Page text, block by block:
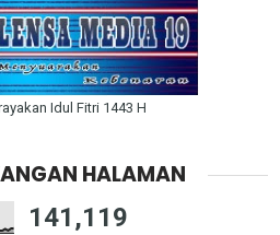
Idul Fitri 1443 H
HALAMAN
141,119